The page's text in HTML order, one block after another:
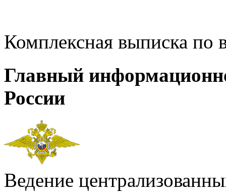
Комплексная выписка
Главный
России
Ведение